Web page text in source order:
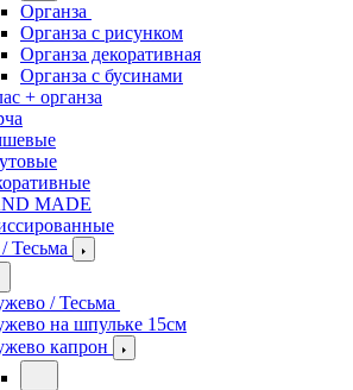
Органза
Органза с рисунком
Органза декоративная
Органза с бусинами
+ органза
MADE
Тесьма
/ Тесьма
на шпульке 15см
капрон